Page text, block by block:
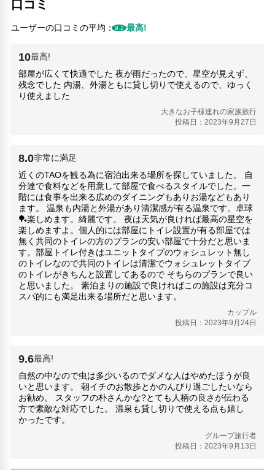
口コミ
ユーザーの口コミの平均：9.2 最高!
10最高!
部屋が広くて快適でした 夜が雨だったので、星空が見えず、
残念でした 内湯、外湯ともに貸し切りで使えるので、ゆっく
り使えました
大きなお子様連れの家族旅行
投稿日：2023年9月27日
8.0非常に満足
近くのTAOを観る為に宿泊出来る場所を探していました。 自
分達で食料などを用意して部屋で食べるスタイルでした。一
階には食事を出来る広めのダイニングもありお湯などもあり
ます。 温泉も内湯と外湯があり清潔感が有る温泉です。卓球
🏓楽しめます。綺麗です。 夜は天気が良ければ最高の星空を
楽しめますよ。個人的には部屋にトイレ設置が有る部屋では
無く共同のトイレの方のプランの安い部屋で十分だと思いま
す。部屋トイレ付きはユニットタイプのウォシュレット無し
のトイレなので共同のトイレは清潔でウォシュレットタイプ
のトイレがきちんと設置してあるので そちらのプランで良い
と思いました。 素泊まりの施設で良ければこの施設は充分コ
スパ的にも満足出来る場所だと思います。
カップル
投稿日：2023年9月24日
9.6最高!
自然の中なので虫は多少いるのでダメな人はやめたほうが良
いと思います。 朝イチのお散歩とかのんびり過ごしたいなら
お勧め。 スタッフの朴さんかな?とても人柄の良さが伝わる
方で素敵な対応でした。 温泉も貸し切りで使える点も嬉し
かったです。
グループ旅行者
投稿日：2023年9月13日